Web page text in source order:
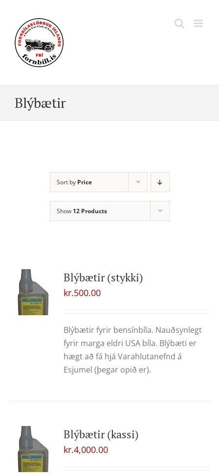
content
Blýbætir
Sort by Price
Show 12 Products
Blýbætir (stykki)
kr.500.00
Blýbætir fyrir bensínbíla. Nauðsynlegt
fyrir marga eldri USA bíla. Blýbæti er
hægt að fá hjá Varahlutanefnd á
Esjumel (þegar opið er).
Blýbætir (kassi)
kr.4,000.00